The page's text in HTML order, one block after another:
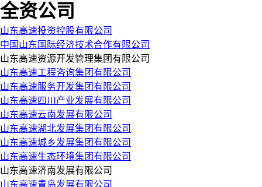
全资公司
山东高速投资控股有限公司
中国山东国际经济技术合作有限公司
山东高速资源开发管理集团有限公司
山东高速工程咨询集团有限公司
山东高速服务开发集团有限公司
山东高速四川产业发展有限公司
山东高速云南发展有限公司
山东高速湖北发展集团有限公司
山东高速城乡发展集团有限公司
山东高速生态环境集团有限公司
山东高速济南发展有限公司
山东高速青岛发展有限公司